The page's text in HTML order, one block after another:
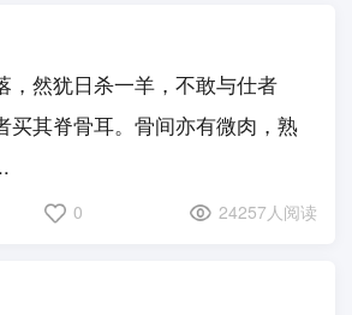
然犹日杀一羊，不敢与仕者
买其脊骨耳。骨间亦有微肉，熟
0 24257人阅读